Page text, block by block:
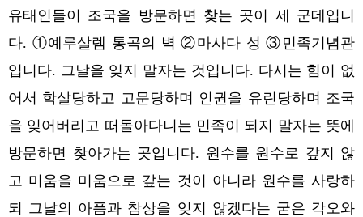
유태인들이 조국을 방문하면 찾는 곳이 세 군데입니
다. ①예루살렘 통곡의 벽 ②마사다 성 ③민족기념관
입니다. 그날을 잊지 말자는 것입니다. 다시는 힘이 없
어서 학살당하고 고문당하며 인권을 유린당하며 조국
을 잊어버리고 떠돌아다니는 민족이 되지 말자는 뜻에
방문하면 찾아가는 곳입니다. 원수를 원수로 갚지 않
고 미움을 미움으로 갚는 것이 아니라 원수를 사랑하
되 그날의 아픔과 참상을 잊지 않겠다는 굳은 각오와